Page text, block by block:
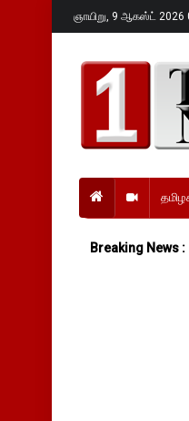
ஞாயிறு, 9 ஆகஸ்ட் 2026
Breaking News :